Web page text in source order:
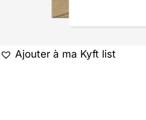
Ajouter à ma Kyft list